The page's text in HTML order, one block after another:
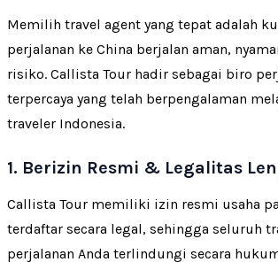
Memilih travel agent yang tepat adalah
perjalanan ke China berjalan aman,
risiko. Callista Tour hadir sebagai biro
terpercaya yang telah berpengalaman
traveler Indonesia.
1. Berizin Resmi & Legalitas
Callista Tour memiliki izin resmi usaha
terdaftar secara legal, sehingga seluruh
perjalanan Anda terlindungi secara